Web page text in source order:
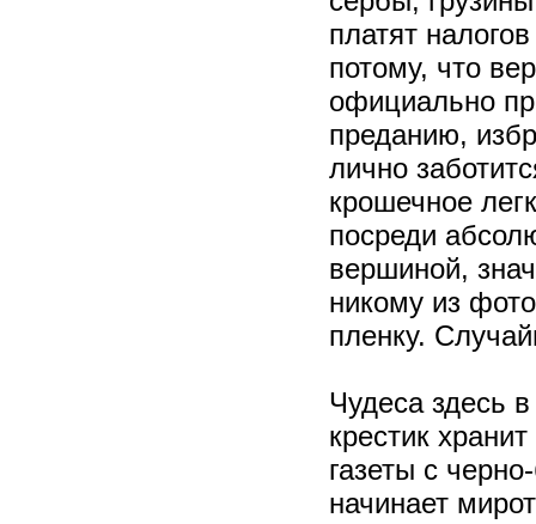
платят
потому, что
официально
преданию,
лично
крошечное
посреди
вершиной,
никому из
пленку.
Чудеса здесь
крестик
газеты с
начинает